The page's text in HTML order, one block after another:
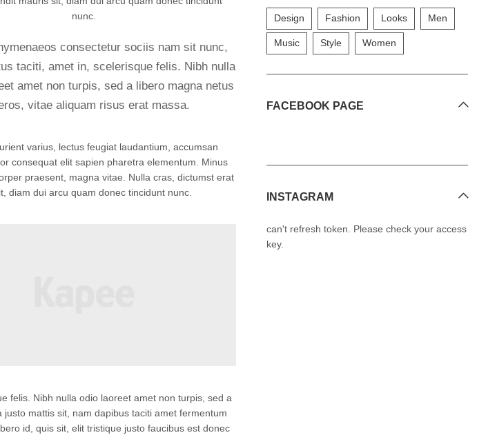
nunc.
consectetur sociis nam sit nunc,
taciti, amet in, scelerisque felis. Nibh nulla
amet non turpis, sed a libero magna netus
vitae aliquam risus erat massa.
varius, lectus feugiat laudantium, accumsan
consequat elit sapien pharetra elementum. Minus
praesent, magna vitae. Nulla cras, dictumst erat
diam dui arcu quam donec tincidunt nunc.
felis. Nibh nulla odio laoreet amet non turpis, sed a
mattis sit, nam dapibus taciti amet fermentum
id, quis sit, elit tristique justo faucibus est donec
Design Fashion Looks Men
Music Style Women
FACEBOOK PAGE
INSTAGRAM
can't refresh token. Please check your access
key.